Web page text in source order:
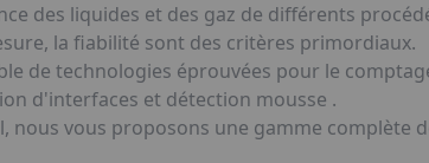
des liquides et des gaz de différents
la fiabilité sont des critères primordiaux.
de technologies éprouvées pour le
d'interfaces et détection mousse .
nous vous proposons une gamme complète